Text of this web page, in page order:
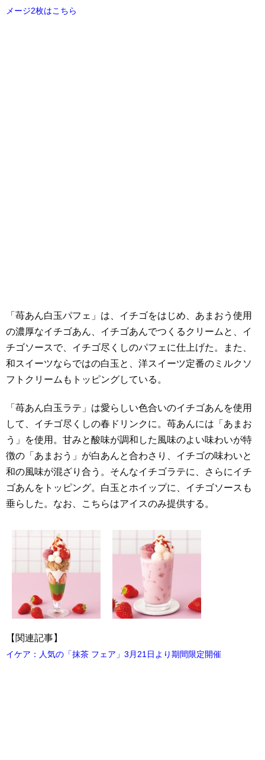
メージ2枚はこちら
「苺あん白玉パフェ」は、イチゴをはじめ、あまおう使用
の濃厚なイチゴあん、イチゴあんでつくるクリームと、イ
チゴソースで、イチゴ尽くしのパフェに仕上げた。また、
和スイーツならではの白玉と、洋スイーツ定番のミルクソ
フトクリームもトッピングしている。
「苺あん白玉ラテ」は愛らしい色合いのイチゴあんを使用
して、イチゴ尽くしの春ドリンクに。苺あんには「あまお
う」を使用。甘みと酸味が調和した風味のよい味わいが特
徴の「あまおう」が白あんと合わさり、イチゴの味わいと
和の風味が混ざり合う。そんなイチゴラテに、さらにイチ
ゴあんをトッピング。白玉とホイップに、イチゴソースも
垂らした。なお、こちらはアイスのみ提供する。
【関連記事】
イケア：人気の「抹茶 フェア」3月21日より期間限定開催